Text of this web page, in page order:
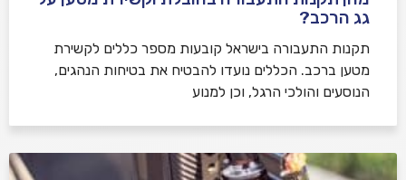
גג הרכב?
תקנות התעבורה בישראל קובעות מספר כללים לקשירת
מטען ברכב. הכללים נועדו להבטיח את בטיחות הנהגים,
הנוסעים והולכי הרגל, וכן למנוע